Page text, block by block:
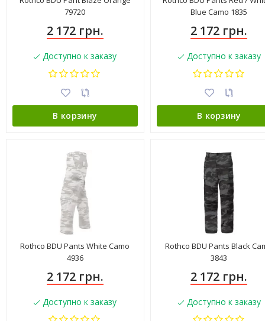
79720
2 172 грн.
Доступно к заказу
В корзину
Blue Camo 1835
2 172 грн.
Доступно к заказу
В корзину
Rothco BDU Pants White Camo
4936
2 172 грн.
Доступно к заказу
Rothco BDU Pants Black
3843
2 172 грн.
Доступно к заказу